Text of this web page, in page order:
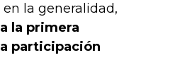
la generalidad,
la primera
participación